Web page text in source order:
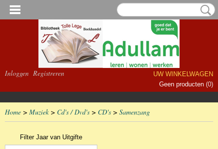
Inloggen Registreren
UW WINKELWAGEN
Geen producten (0)
Home > Muziek> Cd's / Dvd's > CD's > Samenzang
Filter Jaar van Uitgifte